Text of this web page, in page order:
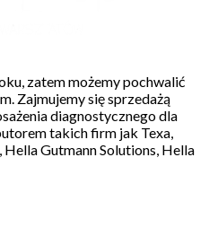
zatem możemy pochwalić
Zajmujemy się sprzedażą
diagnostycznego dla
takich firm jak Texa,
Gutmann Solutions, Hella